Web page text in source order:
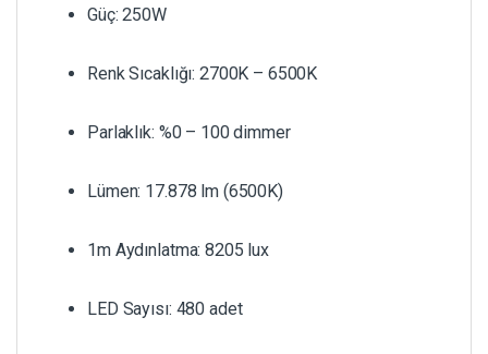
Güç: 250W
Renk Sıcaklığı: 2700K – 6500K
Parlaklık: %0 – 100 dimmer
Lümen: 17.878 lm (6500K)
1m Aydınlatma: 8205 lux
LED Sayısı: 480 adet